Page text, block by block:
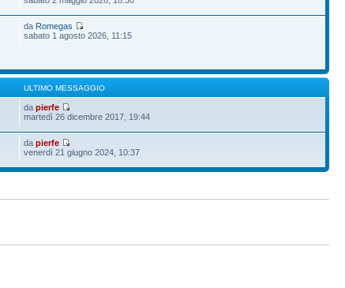
da Romegas
sabato 1 agosto 2026, 11:15
ULTIMO MESSAGGIO
dapierfe
martedì 26 dicembre 2017, 19:44
dapierfe
venerdì 21 giugno 2024, 10:37